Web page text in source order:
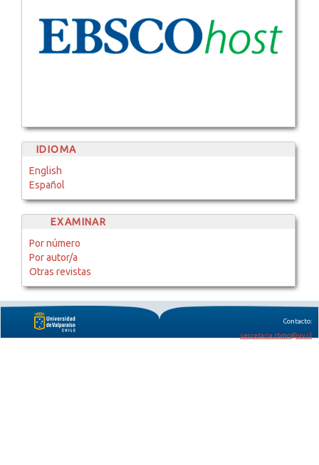
IDIOMA
English
Español
EXAMINAR
Por número
Por autor/a
Otras revistas
Contacto:
secretaria.rbmo@uv.cl